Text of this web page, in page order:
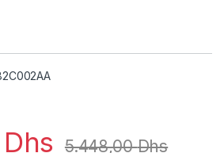
Dhs 5.448,00Dhs